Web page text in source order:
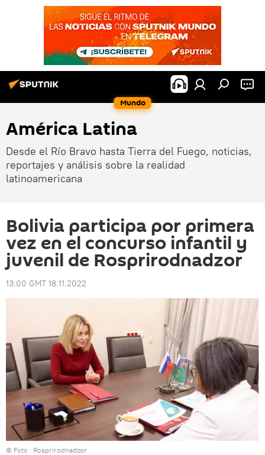
Mundo
América Latina
Desde el Río Bravo hasta Tierra del Fuego, noticias,
reportajes y análisis sobre la realidad
latinoamericana
Bolivia participa por primera
vez en el concurso infantil y
juvenil de Rosprirodnadzor
13:00 GMT 18.11.2022
© Foto : Rosprirodnadzor